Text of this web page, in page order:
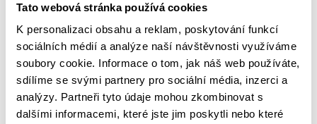
Tato webová stránka používá cookies
K personalizaci obsahu a reklam, poskytování funkcí
sociálních médií a analýze naší návštěvnosti využíváme
soubory cookie. Informace o tom, jak náš web používáte,
sdílíme se svými partnery pro sociální média, inzerci a
analýzy. Partneři tyto údaje mohou zkombinovat s
dalšími informacemi, které jste jim poskytli nebo které
REVIZE NOUZOVÉHO OSVĚTLENÍ ŘÍZENÍ
UMĚLÉ OSVĚTLENÍ VEŘEJNÉ OSVĚTLENÍ
VÝPOČET OSVĚTLENÍ VÝPOČET ZASTÍNĚNÍ
VÝPOČTY A NÁVRHY ZASTÍNĚNÍ
ZKOUŠKY NOUZOVÉHO OSVĚTLENÍ